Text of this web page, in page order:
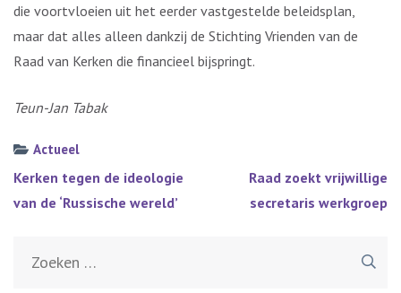
die voortvloeien uit het eerder vastgestelde beleidsplan,
maar dat alles alleen dankzij de Stichting Vrienden van de
Raad van Kerken die financieel bijspringt.
Teun-Jan Tabak
Actueel
Bericht
navigatie
Kerken tegen de ideologie
van de ‘Russische wereld’
Raad zoekt vrijwillige
secretaris werkgroep